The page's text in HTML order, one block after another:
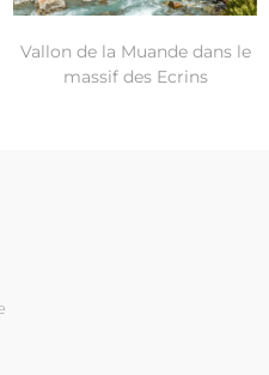
Vallon de la Muande dans le
massif des Ecrins